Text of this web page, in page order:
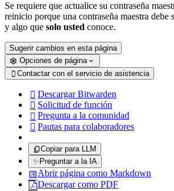
Se requiere que actualice su contraseña
reinicio porque una contraseña maestra debe
y algo que solo usted conoce.
Sugerir cambios en esta página
Opciones de página
 Contactar con el servicio de asistencia
 Descargar Bitwarden
 Solicitud de función
 Pregunta a la comunidad
 Pautas para colaboradores
Copiar para LLM
✨ Preguntar a la IA
Abrir página como Markdown
Descargar como PDF